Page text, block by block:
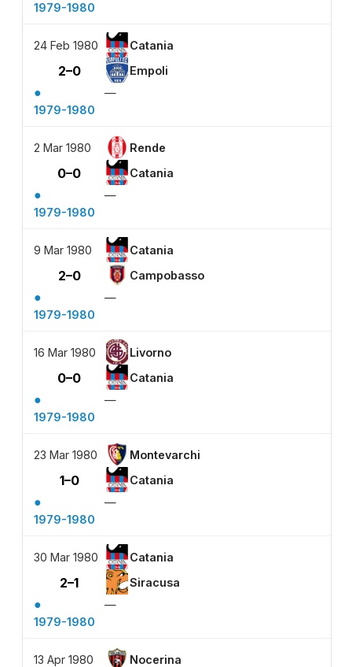
1979-1980
24 Feb 1980 Catania
2–0 Empoli
●
—
1979-1980
2 Mar 1980 Rende
0–0 Catania
●
—
1979-1980
9 Mar 1980 Catania
2–0 Campobasso
●
—
1979-1980
16 Mar 1980 Livorno
0–0 Catania
●
—
1979-1980
23 Mar 1980 Montevarchi
1–0 Catania
●
—
1979-1980
30 Mar 1980 Catania
2–1 Siracusa
●
—
1979-1980
13 Apr 1980 Nocerina